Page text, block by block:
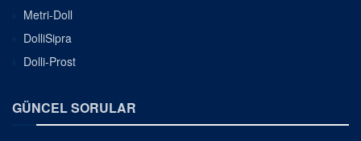
Metri-Doll
DolliSipra
Dolli-Prost
GÜNCEL SORULAR